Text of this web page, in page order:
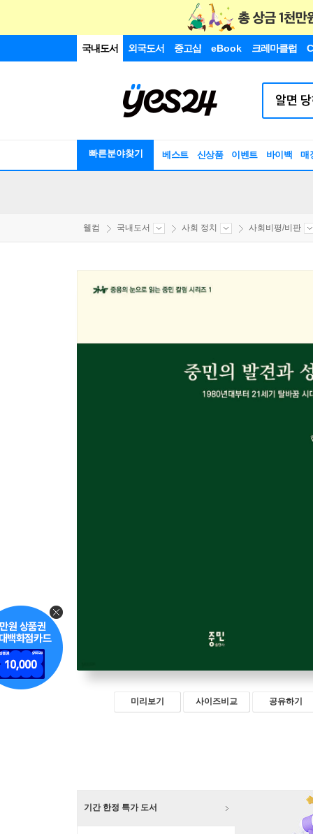
국내도서 외국도서 중고샵 eBook 크레마클럽
빠른분야찾기 베스트 신상품 이벤트 바이백 매
웰컴 국내도서 사회 정치 사회비평/비판
미리보기 사이즈비교 공유하기
기간 한정 특가 도서